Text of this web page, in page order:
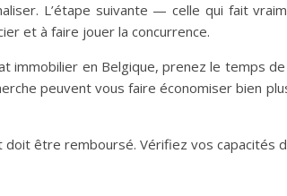
L’étape suivante — celle qui fait
et à faire jouer la concurrence.
immobilier en Belgique, prenez le temps
peuvent vous faire économiser bien
doit être remboursé. Vérifiez vos capacités